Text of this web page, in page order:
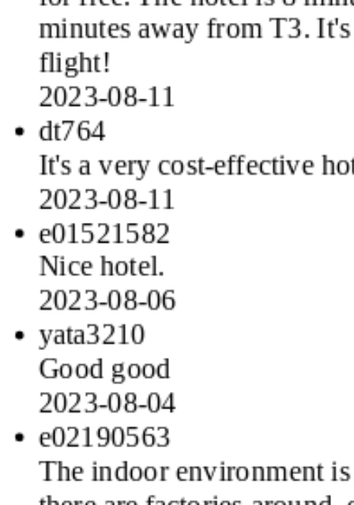
minutes away from T3.
flight!
2023-08-11
dt764
It's a very cost-effective
2023-08-11
e01521582
Nice hotel.
2023-08-06
yata3210
Good good
2023-08-04
e02190563
The indoor environment
there are factories